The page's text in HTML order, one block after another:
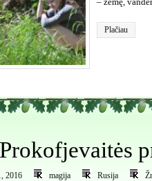
Plačiau
2016 magija Rusija